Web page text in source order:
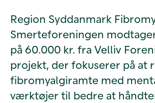
Region Syddanmark
Smerteforeningen
på 60.000 kr. fra Velliv
projekt, der fokuserer på at
fibromyalgiramte med
værktøjer til bedre at